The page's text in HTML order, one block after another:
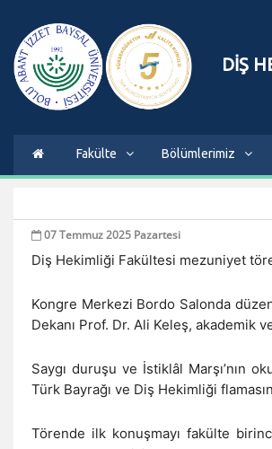
DİŞ
Fakülte Bölümlerimiz
07 Temmuz 2025 Pazartesi
Diş Hekimliği Fakültesi mezuniyet
Kongre Merkezi Bordo Salonda
Dekanı Prof. Dr. Ali Keleş, akademik
Saygı duruşu ve İstiklâl Marşı’nın
Türk Bayrağı ve Diş Hekimliği
Törende ilk konuşmayı fakülte